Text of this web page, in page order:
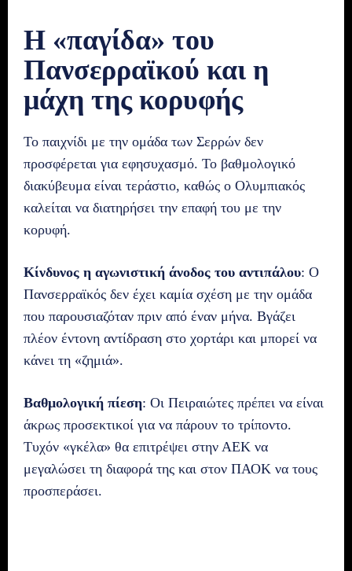
Η «παγίδα» του
Πανσερραϊκού και η
μάχη της κορυφής
Το παιχνίδι με την ομάδα των Σερρών δεν
προσφέρεται για εφησυχασμό. Το βαθμολογικό
διακύβευμα είναι τεράστιο, καθώς ο Ολυμπιακός
καλείται να διατηρήσει την επαφή του με την
κορυφή.
Κίνδυνος η αγωνιστική άνοδος του αντιπάλου: Ο
Πανσερραϊκός δεν έχει καμία σχέση με την ομάδα
που παρουσιαζόταν πριν από έναν μήνα. Βγάζει
πλέον έντονη αντίδραση στο χορτάρι και μπορεί να
κάνει τη «ζημιά».
Βαθμολογική πίεση: Οι Πειραιώτες πρέπει να είναι
άκρως προσεκτικοί για να πάρουν το τρίποντο.
Τυχόν «γκέλα» θα επιτρέψει στην ΑΕΚ να
μεγαλώσει τη διαφορά της και στον ΠΑΟΚ να τους
προσπεράσει.